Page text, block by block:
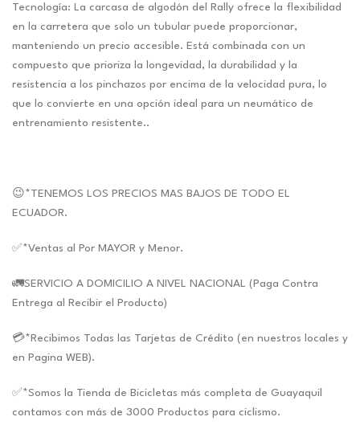
Tecnología: La carcasa de algodón del Rally ofrece la flexibilidad
en la carretera que solo un tubular puede proporcionar,
manteniendo un precio accesible. Está combinada con un
compuesto que prioriza la longevidad, la durabilidad y la
resistencia a los pinchazos por encima de la velocidad pura, lo
que lo convierte en una opción ideal para un neumático de
entrenamiento resistente..
😉*TENEMOS LOS PRECIOS MAS BAJOS DE TODO EL
ECUADOR.
✅*Ventas al Por MAYOR y Menor.
🚛SERVICIO A DOMICILIO A NIVEL NACIONAL (Paga Contra
Entrega al Recibir el Producto)
💳*Recibimos Todas las Tarjetas de Crédito (en nuestros locales y
en Pagina WEB).
✅*Somos la Tienda de Bicicletas más completa de Guayaquil
contamos con más de 3000 Productos para ciclismo.